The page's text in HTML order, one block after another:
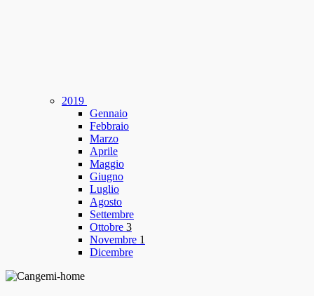
2019
Gennaio
Febbraio
Marzo
Aprile
Maggio
Giugno
Luglio
Agosto
Settembre
Ottobre 3
Novembre 1
Dicembre